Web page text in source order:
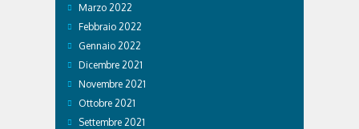
Marzo 2022
Febbraio 2022
Gennaio 2022
Dicembre 2021
Novembre 2021
Ottobre 2021
Settembre 2021